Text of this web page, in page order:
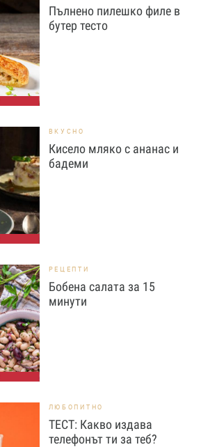
Пълнено пилешко филе в
бутер тесто
ВКУСНО
Кисело мляко с ананас и
бадеми
РЕЦЕПТИ
Бобена салата за 15
минути
ЛЮБОПИТНО
ТЕСТ: Какво издава
телефонът ти за теб?